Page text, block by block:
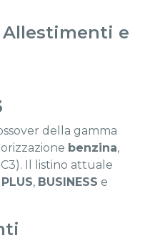
Allestimenti e
della gamma
benzina,
C3). Il listino attuale
PLUS, BUSINESS e